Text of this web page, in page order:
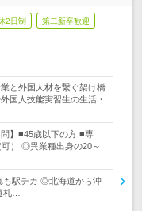
2日制 第二新卒歓迎
と外国人材を繋ぐ架け橋
国人技能実習生の生活・
】■45歳以下の方 ■専
） ◎異業種出身の20～
駅チカ ◎北海道から沖
札…